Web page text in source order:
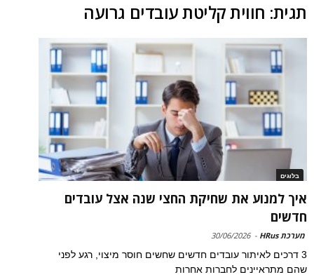
תגית: חווית קליטת עובדים גרועה
בלוגים
איך למנוע את שחיקת החצי שנה אצל עובדים
חדשים
מערכת HRus -
30/06/2026
3 דרכים לאיתור עובדים חדשים שחשים חוסר מיצוי, רגע לפני
שהם מתראיינים לחברות אחרות